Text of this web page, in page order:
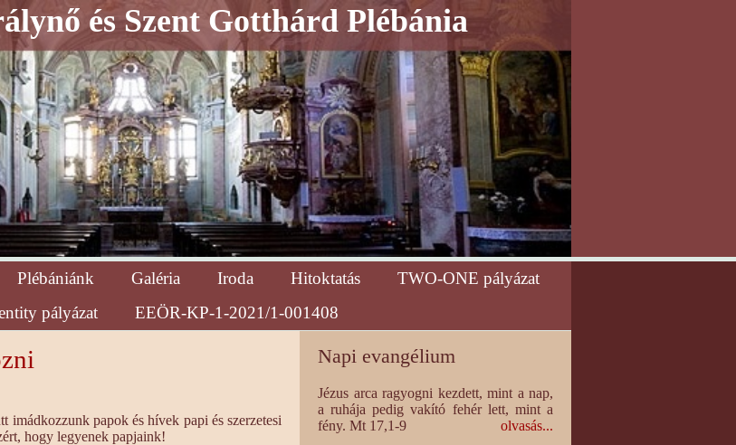
és Szent Gotthárd Plébánia
Plébániánk Galéria Iroda Hitoktatás
TWO-ONE pályázat
pályázat
EEÖR-KP-1-2021/1-001408
imádkozzunk papok és hívek papi és szerzetesi
hogy legyenek papjaink!
Napi evangélium
Jézus arca ragyogni kezdett, mint a nap,
a ruhája pedig vakító fehér lett, mint a
fény. Mt 17,1-9
olvasás...